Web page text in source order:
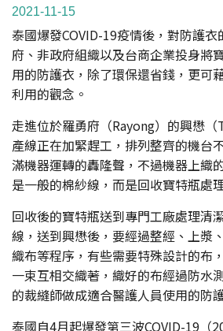
2021-11-15
泰國爆發COVID-19疫情後，對防護
府、非政府組織以及台商企業投身將
用的防護衣，除了環保還省錢，更可
利用的觀念。
走進位於羅勇府（Rayong）的興懋（
產線正在加緊趕工，排列整齊的機台
滿機器運轉的轟隆聲，不過機器上織
是一般的棉紗線，而是回收寶特瓶處
回收後的寶特瓶送到專門工廠處理清
線，送到興懋後，要經過整經、上漿
織布等程序，有些需要特殊設計的布
一束互相交織著，織好的布經過防水
的裁縫師做成適合醫護人員使用的防
泰國自4月起爆發第三波COVID-19（